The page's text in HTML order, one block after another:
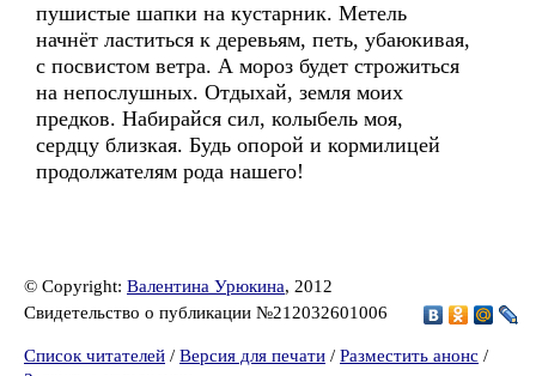
пушистые шапки на кустарник. Метель
начнёт ластиться к деревьям, петь, убаюкивая,
с посвистом ветра. А мороз будет строжиться
на непослушных. Отдыхай, земля моих
предков. Набирайся сил, колыбель моя,
сердцу близкая. Будь опорой и кормилицей
продолжателям рода нашего!
© Copyright: Валентина Урюкина, 2012
Свидетельство о публикации №212032601006
Список читателей / Версия для печати / Разместить анонс /